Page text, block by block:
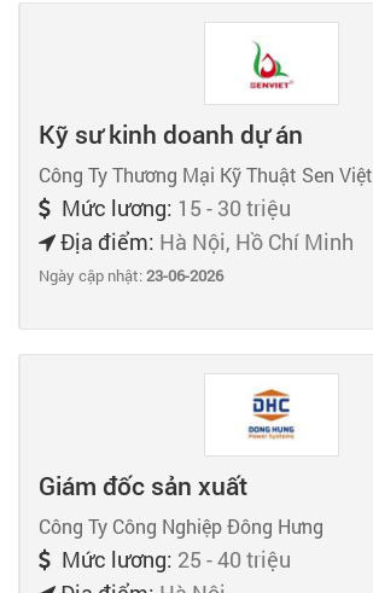
Kỹ sư kinh doanh dự án
Công Ty Thương Mại Kỹ Thuật Sen Việt
Mức lương: 15 - 30 triệu
Địa điểm: Hà Nội, Hồ Chí Minh
Ngày cập nhật:23-06-2026
Giám đốc sản xuất
Công Ty Công Nghiệp Đông Hưng
Mức lương: 25 - 40 triệu